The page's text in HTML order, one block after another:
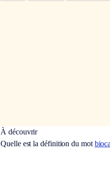
À découvrir
Quelle est la définition du mot